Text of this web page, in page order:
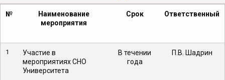
№
Наименование
мероприятия
Срок Ответственный
1
Участие в
мероприятиях СНО
Университета
В течении
года
П.В. Шадрин